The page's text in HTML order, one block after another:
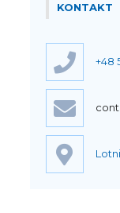
KONTAKT
+48